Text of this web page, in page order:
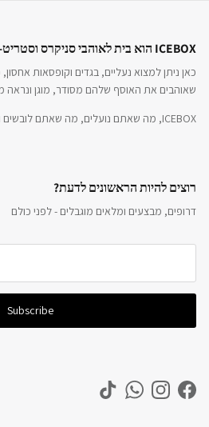
ICEBOX הוא בית לאוהבי סניקרס וסטריט-וור
כאן ניתן למצוא נעליים, בגדים וקופסאות
שאוהבים את האוסף שלהם מסודר, מוגן ונראה
ICEBOX, מה שאתם נועלים, מה שאתם לובשים ואיך אתם מאחסנים על זה.
רוצים להיות הראשונים לדעת?
דרופים, מבצעים ומלאים מוגבלים - לפני כולם
Subscribe
Facebook
Instagram
WhatsApp
TikTok